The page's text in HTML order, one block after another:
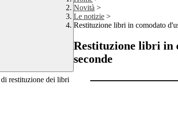
Novità >
Le notizie >
Restituzione libri in comodato
Restituzione libri in
seconde
restituzione dei libri